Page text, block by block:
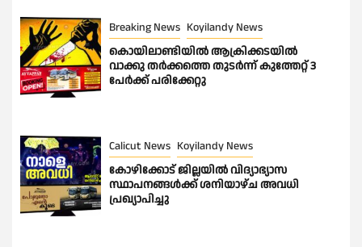
Breaking News Koyilandy News
കൊയിലാണ്ടിയിൽ ആക്രിക്കടയിൽ
വാക്കു തർക്കത്തെ തുടർന്ന് കുത്തേറ്റ് 3
പേർക്ക് പരിക്കേറ്റു
Calicut News Koyilandy News
കോഴിക്കോട് ജില്ലയിൽ വിദ്യാഭ്യാസ
സ്ഥാപനങ്ങൾക്ക് ശനിയാഴ്ച അവധി
പ്രഖ്യാപിച്ചു